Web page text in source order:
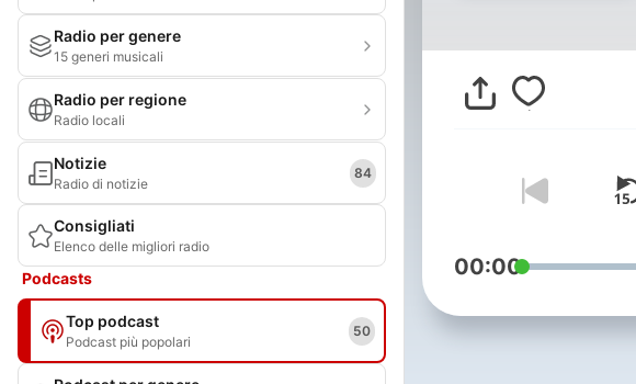
Radio per genere
15 generi musicali
Radio per regione
Radio locali
Notizie
Radio di notizie
84
Consigliati
Elenco delle migliori radio
Podcasts
Top podcast
Podcast più popolari
50
00:00